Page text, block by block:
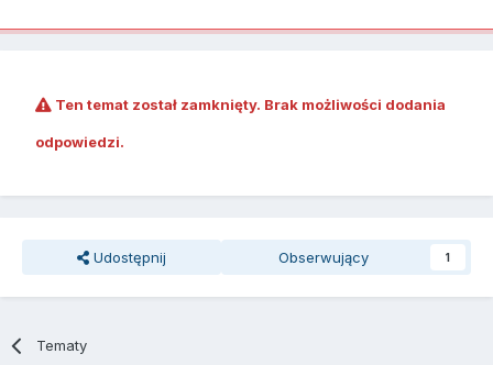
Ten temat został zamknięty. Brak możliwości dodania
odpowiedzi.
Udostępnij Obserwujący 1
Tematy